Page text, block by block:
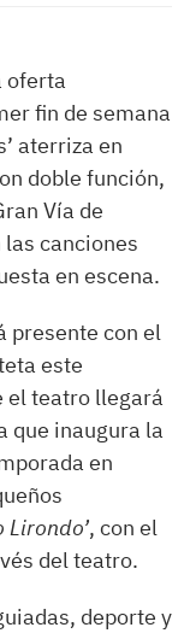
oferta
fin de semana
aterriza en
doble función,
Vía de
canciones
en escena.
presente con el
este
el teatro llegará
que inaugura la
en
Lirondo’, con el
del teatro.
deporte y